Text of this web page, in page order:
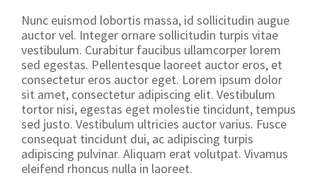
Nunc euismod lobortis massa, id sollicitudin augue
auctor vel. Integer ornare sollicitudin turpis vitae
vestibulum. Curabitur faucibus ullamcorper lorem
sed egestas. Pellentesque laoreet auctor eros, et
consectetur eros auctor eget. Lorem ipsum dolor
sit amet, consectetur adipiscing elit. Vestibulum
tortor nisi, egestas eget molestie tincidunt, tempus
sed justo. Vestibulum ultricies auctor varius. Fusce
consequat tincidunt dui, ac adipiscing turpis
adipiscing pulvinar. Aliquam erat volutpat. Vivamus
eleifend rhoncus nulla in laoreet.